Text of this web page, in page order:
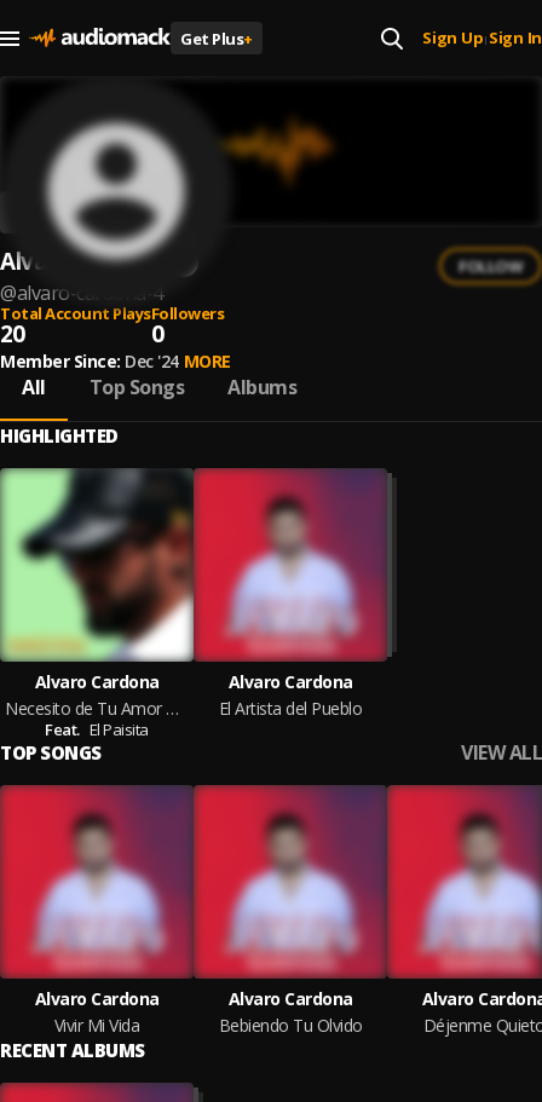
Get Plus+ Sign Up| Sign In
Alvaro Cardona
@alvaro-cardona-4
FOLLOW
Total Account Plays
20
Followers
0
Member Since: Dec '24 MORE
All Top Songs Albums
HIGHLIGHTED
Alvaro Cardona
Necesito de Tu Amor Con el Paisita
Feat. El Paisita
Alvaro Cardona
El Artista del Pueblo
TOP SONGS VIEW ALL
Alvaro Cardona
Vivir Mi Vida
Alvaro Cardona
Bebiendo Tu Olvido
Alvaro
Déjenme
RECENT ALBUMS